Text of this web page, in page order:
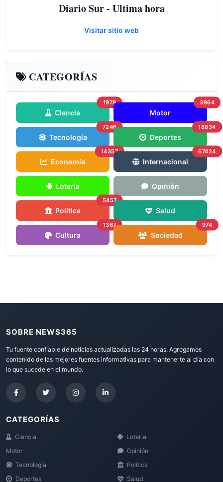
Diario Sur - Ultima hora
Visitar sitio web
CATEGORÍAS
Ciencia
1979
Motor
3964
Tecnología
7246
Deportes
18834
Economía
14357
Internacional
67424
Loteria Opinión
Política
5457
Salud
Cultura
1367
Sociedad
974
SOBRE NEWS365
Tu fuente confiable de noticias actualizadas las 24 horas. Agregamos
contenido de las mejores fuentes informativas para mantenerte al día con
lo que sucede en el mundo.
CATEGORÍAS
Ciencia
Motor
Tecnología
Deportes
Loteria
Opinión
Política
Salud